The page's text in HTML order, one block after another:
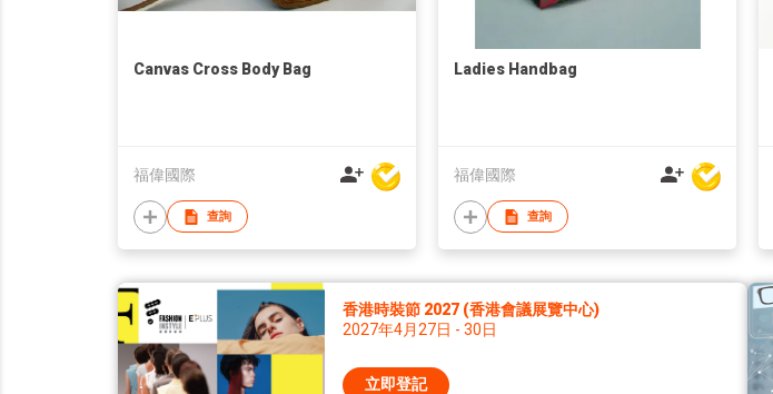
Canvas Cross Body Bag
福偉國際
查詢
Ladies Handbag
福偉國際
查詢
香港時裝節 2027 (香港會議展覽中心)
2027年4月27日 - 30日
立即登記